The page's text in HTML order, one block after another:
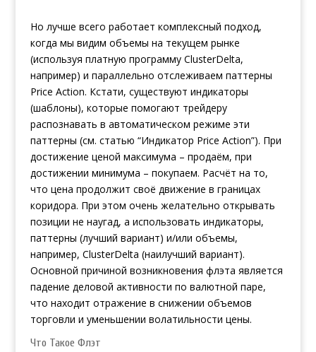
Но лучше всего работает комплексный подход,
когда мы видим объемы на текущем рынке
(используя платную программу ClusterDelta,
например) и параллельно отслеживаем паттерны
Price Action. Кстати, существуют индикаторы
(шаблоны), которые помогают трейдеру
распознавать в автоматическом режиме эти
паттерны (см. статью “Индикатор Price Action”). При
достижение ценой максимума – продаём, при
достижении минимума – покупаем. Расчёт на то,
что цена продолжит своё движение в границах
коридора. При этом очень желательно открывать
позиции не наугад, а использовать индикаторы,
паттерны (лучший вариант) и/или объемы,
например, ClusterDelta (наилучший вариант).
Основной причиной возникновения флэта является
падение деловой активности по валютной паре,
что находит отражение в снижении объемов
торговли и уменьшении волатильности цены.
Что Такое Флэт